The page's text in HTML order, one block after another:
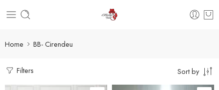
Home BB- Cirendeu
Filters Sort by